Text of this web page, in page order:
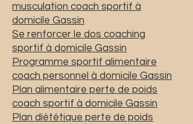
musculation coach sportif à
domicile Gassin
Se renforcer le dos coaching
sportif à domicile Gassin
Programme sportif alimentaire
coach personnel à domicile Gassin
Plan alimentaire perte de poids
coach sportif à domicile Gassin
Plan diététique perte de poids